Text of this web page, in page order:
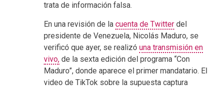
trata de información falsa.
En una revisión de la cuenta de Twitter del
presidente de Venezuela, Nicolás Maduro, se
verificó que ayer, se realizó una transmisión en
vivo, de la sexta edición del programa “Con
Maduro”, donde aparece el primer mandatario. El
video de TikTok sobre la supuesta captura